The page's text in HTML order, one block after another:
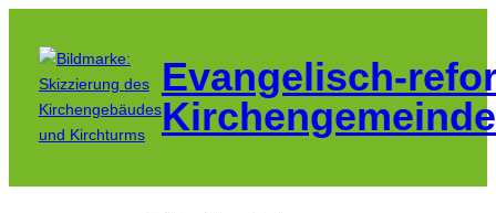
Inhalt
springen
Evangelisch-